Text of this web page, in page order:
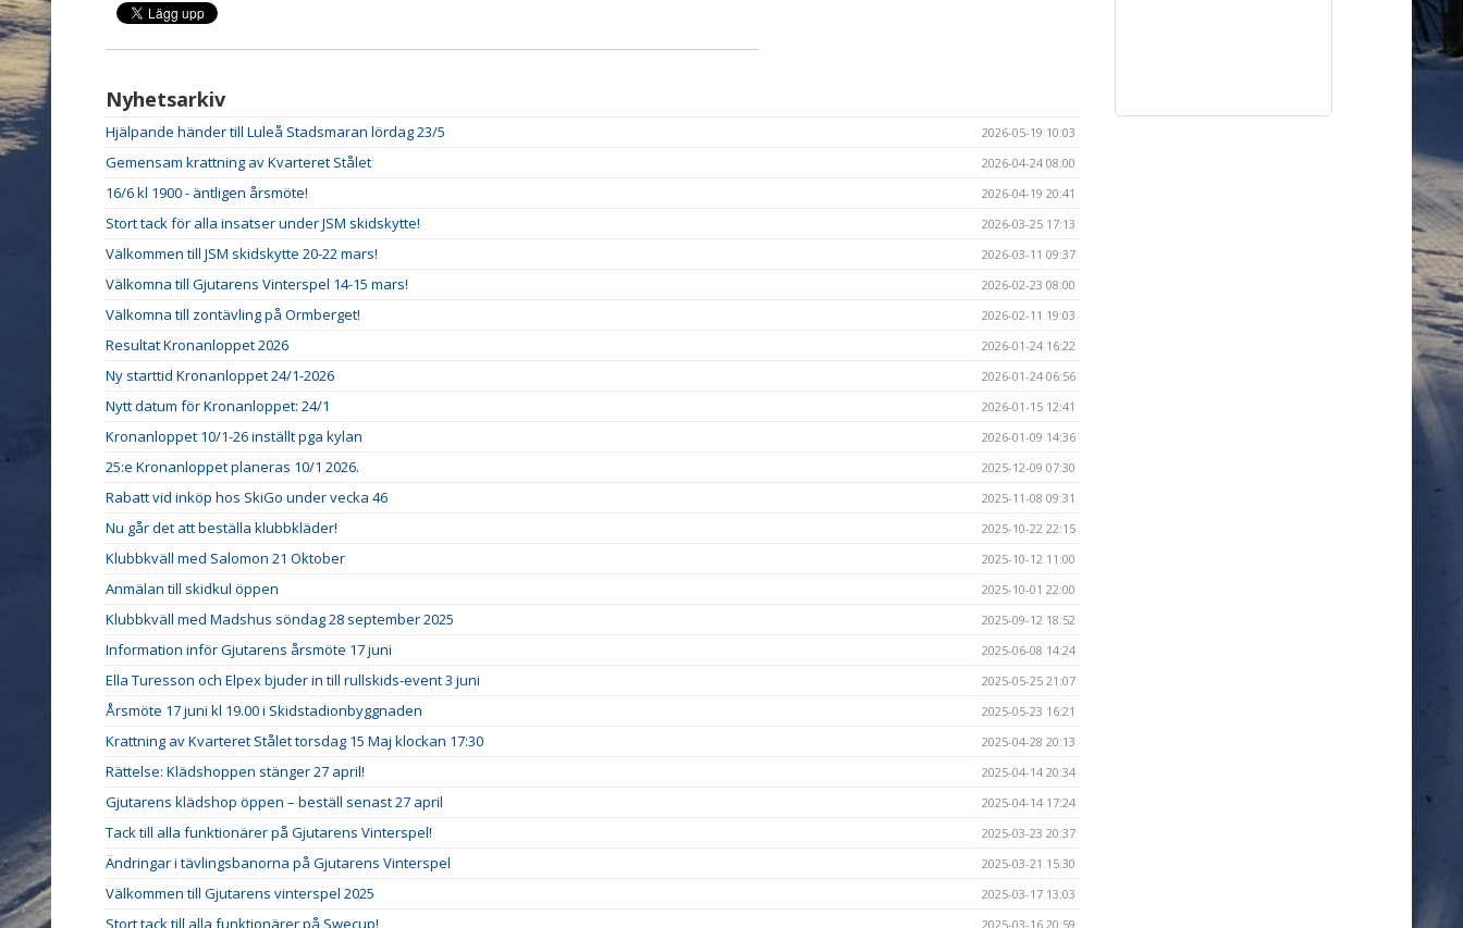
Nyhetsarkiv
Hjälpande händer till Luleå Stadsmaran lördag 23/5 2026-05-19 10:03
Gemensam krattning av Kvarteret Stålet 2026-04-24 08:00
16/6 kl 1900 - äntligen årsmöte! 2026-04-19 20:41
Stort tack för alla insatser under JSM skidskytte! 2026-03-25 17:13
Välkommen till JSM skidskytte 20-22 mars! 2026-03-11 09:37
Välkomna till Gjutarens Vinterspel 14-15 mars! 2026-02-23 08:00
Välkomna till zontävling på Ormberget! 2026-02-11 19:03
Resultat Kronanloppet 2026 2026-01-24 16:22
Ny starttid Kronanloppet 24/1-2026 2026-01-24 06:56
Nytt datum för Kronanloppet: 24/1 2026-01-15 12:41
Kronanloppet 10/1-26 inställt pga kylan 2026-01-09 14:36
25:e Kronanloppet planeras 10/1 2026. 2025-12-09 07:30
Rabatt vid inköp hos SkiGo under vecka 46 2025-11-08 09:31
Nu går det att beställa klubbkläder! 2025-10-22 22:15
Klubbkväll med Salomon 21 Oktober 2025-10-12 11:00
Anmälan till skidkul öppen 2025-10-01 22:00
Klubbkväll med Madshus söndag 28 september 2025 2025-09-12 18:52
Information inför Gjutarens årsmöte 17 juni 2025-06-08 14:24
Ella Turesson och Elpex bjuder in till rullskids-event 3 juni 2025-05-25 21:07
Årsmöte 17 juni kl 19.00 i Skidstadionbyggnaden 2025-05-23 16:21
Krattning av Kvarteret Stålet torsdag 15 Maj klockan 17:30 2025-04-28 20:13
Rättelse: Klädshoppen stänger 27 april! 2025-04-14 20:34
Gjutarens klädshop öppen – beställ senast 27 april 2025-04-14 17:24
Tack till alla funktionärer på Gjutarens Vinterspel! 2025-03-23 20:37
Ändringar i tävlingsbanorna på Gjutarens Vinterspel 2025-03-21 15:30
Välkommen till Gjutarens vinterspel 2025 2025-03-17 13:03
Stort tack till alla funktionärer på Swecup! 2025-03-16 20:59